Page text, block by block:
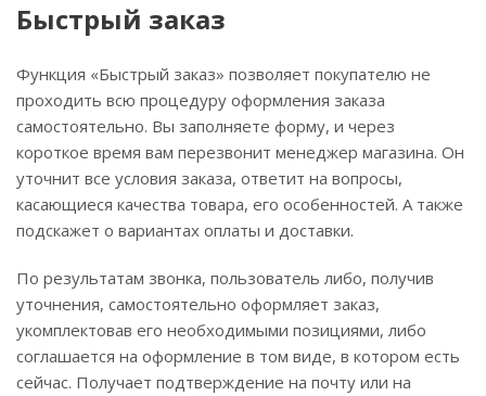
Быстрый заказ
Функция «Быстрый заказ» позволяет покупателю не
проходить всю процедуру оформления заказа
самостоятельно. Вы заполняете форму, и через
короткое время вам перезвонит менеджер магазина. Он
уточнит все условия заказа, ответит на вопросы,
касающиеся качества товара, его особенностей. А также
подскажет о вариантах оплаты и доставки.
По результатам звонка, пользователь либо, получив
уточнения, самостоятельно оформляет заказ,
укомплектовав его необходимыми позициями, либо
соглашается на оформление в том виде, в котором есть
сейчас. Получает подтверждение на почту или на